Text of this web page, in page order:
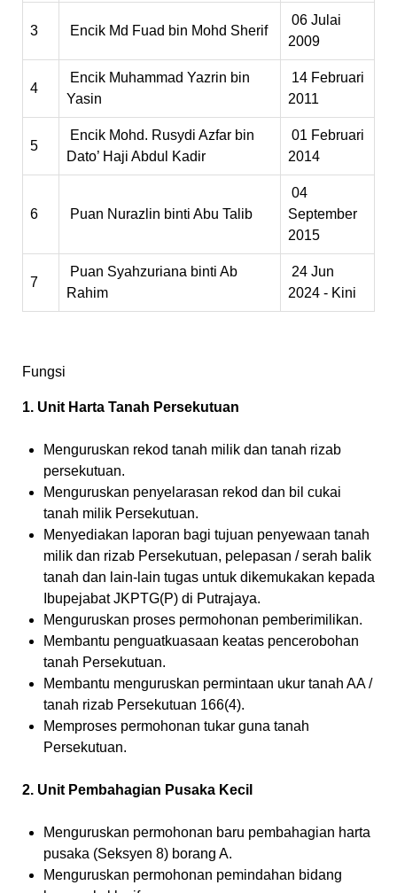
3 Encik Md Fuad bin Mohd Sherif
06 Julai
2009
4
Encik Muhammad Yazrin bin
Yasin
14 Februari
2011
5
Encik Mohd. Rusydi Azfar bin
Dato’ Haji Abdul Kadir
01 Februari
2014
6 Puan Nurazlin binti Abu Talib
04
September
2015
7
Puan Syahzuriana binti Ab
Rahim
24 Jun
2024 - Kini
Fungsi
1. Unit Harta Tanah Persekutuan
Menguruskan rekod tanah milik dan tanah rizab
persekutuan.
Menguruskan penyelarasan rekod dan bil cukai
tanah milik Persekutuan.
Menyediakan laporan bagi tujuan penyewaan tanah
milik dan rizab Persekutuan, pelepasan / serah balik
tanah dan lain-lain tugas untuk dikemukakan kepada
Ibupejabat JKPTG(P) di Putrajaya.
Menguruskan proses permohonan pemberimilikan.
Membantu penguatkuasaan keatas pencerobohan
tanah Persekutuan.
Membantu menguruskan permintaan ukur tanah AA /
tanah rizab Persekutuan 166(4).
Memproses permohonan tukar guna tanah
Persekutuan.
2. Unit Pembahagian Pusaka Kecil
Menguruskan permohonan baru pembahagian harta
pusaka (Seksyen 8) borang A.
Menguruskan permohonan pemindahan bidang